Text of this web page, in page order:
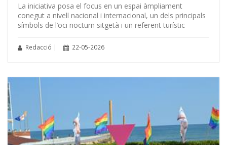
La iniciativa posa el focus en un espai àmpliament
conegut a nivell nacional i internacional, un dels principals
símbols de l’oci nocturn sitgetà i un referent turístic
Redacció | 22-05-2026